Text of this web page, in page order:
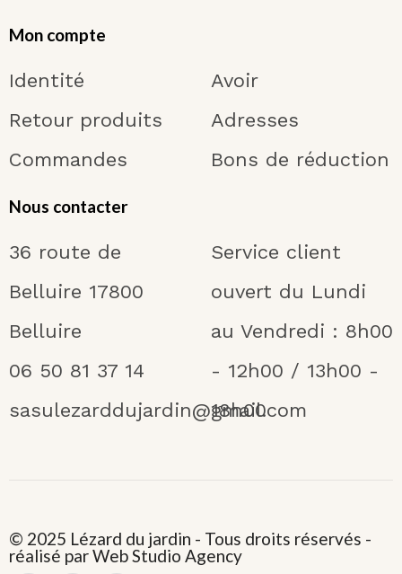
Mon compte
Identité
Retour produits
Commandes
Avoir
Adresses
Bons de réduction
Nous contacter
36 route de
Belluire 17800
Belluire
06 50 81 37 14
sasulezarddujardin@gmail.com
Service client
ouvert du Lundi
au Vendredi : 8h00
- 12h00 / 13h00 -
18h00
© 2025 Lézard du jardin - Tous droits réservés -
réalisé par Web Studio Agency